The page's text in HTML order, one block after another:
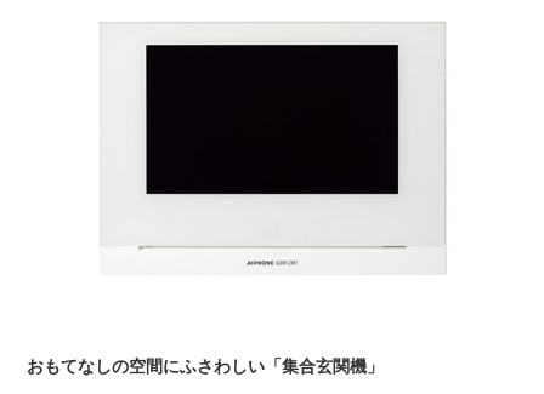
おもてなしの空間にふさわしい「集合玄関機」